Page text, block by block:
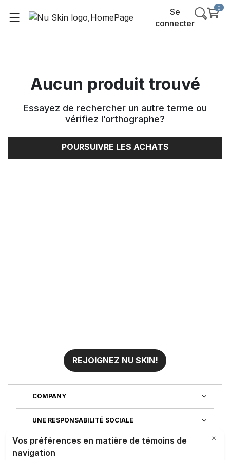
Se
connecter
0
Aucun produit trouvé
Essayez de rechercher un autre terme ou
vérifiez l’orthographe?
POURSUIVRE LES ACHATS
REJOIGNEZ NU SKIN!
COMPANY
UNE RESPONSABILITÉ SOCIALE
REJOIGNEZ NOTRE EQUIPE